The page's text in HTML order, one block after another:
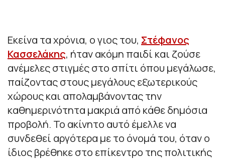
Εκείνα τα χρόνια, ο γιος του, Στέφανος
Κασσελάκης, ήταν ακόμη παιδί και ζούσε
ανέμελες στιγμές στο σπίτι όπου μεγάλωσε,
παίζοντας στους μεγάλους εξωτερικούς
χώρους και απολαμβάνοντας την
καθημερινότητα μακριά από κάθε δημόσια
προβολή. Το ακίνητο αυτό έμελλε να
συνδεθεί αργότερα με το όνομά του, όταν ο
ίδιος βρέθηκε στο επίκεντρο της πολιτικής